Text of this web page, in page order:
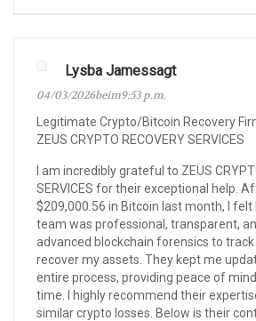
Lysba Jamessagt
04/03/2026beim9:53 p.m.
Legitimate Crypto/Bitcoin Recovery
ZEUS CRYPTO RECOVERY SERVICES
I am incredibly grateful to ZEUS
SERVICES for their exceptional help.
$209,000.56 in Bitcoin last month, I felt
team was professional, transparent,
advanced blockchain forensics to
recover my assets. They kept me
entire process, providing peace of
time. I highly recommend their
similar crypto losses. Below is their